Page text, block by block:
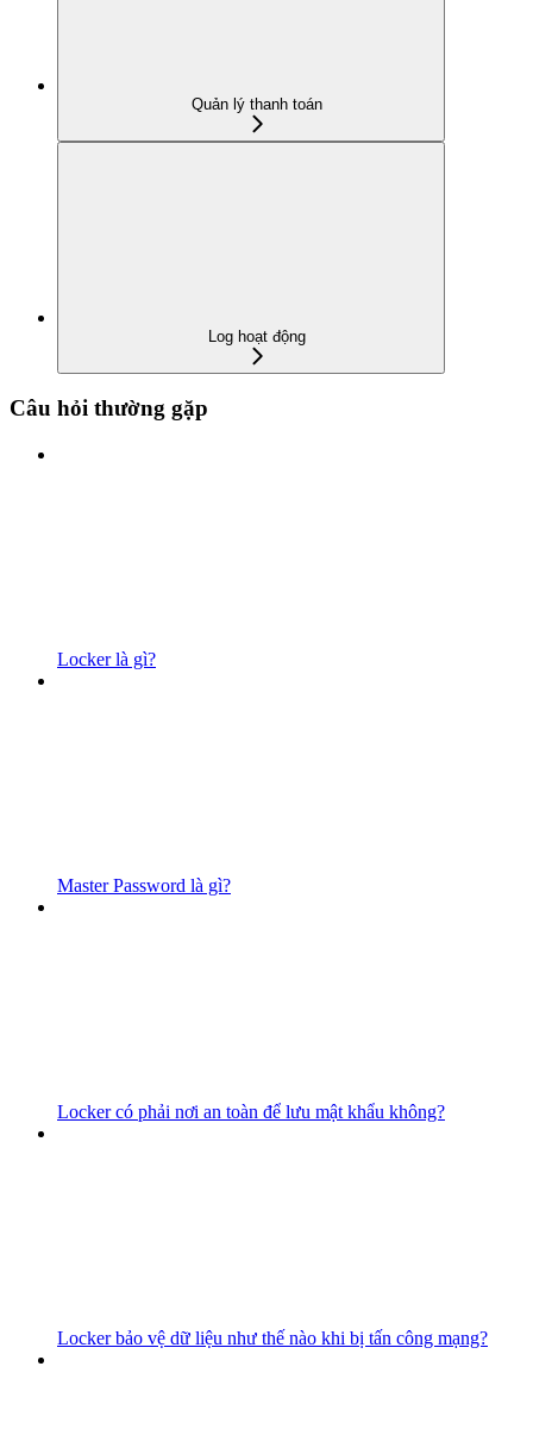
Quản lý thanh toán
Log hoạt động
Câu hỏi thường gặp
Locker là gì?
Master Password là gì?
Locker có phải nơi an toàn để lưu mật khẩu không?
Locker bảo vệ dữ liệu như thế nào khi bị tấn công mạng?